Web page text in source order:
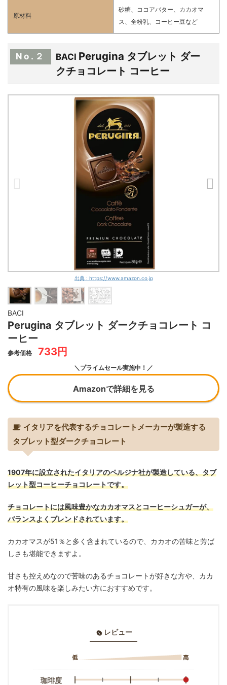
原材料
砂糖、ココアバター、カカオマ
ス、全粉乳、コーヒー豆など
No.２ BACI Perugina タブレット ダー
クチョコレート コーヒー
出典 : https://www.amazon.co.jp
BACI
Perugina タブレット ダークチョコレート コ
ーヒー
参考価格 733円
＼プライムセール実施中！／
Amazonで詳細を見る
イタリアを代表するチョコレートメーカーが製造する
タブレット型ダークチョコレート
1907年に設立されたイタリアのペルジナ社が製造している、タブ
レット型コーヒーチョコレートです。
チョコレートには風味豊かなカカオマスとコーヒーシュガーが、
バランスよくブレンドされています。
カカオマスが51％と多く含まれているので、カカオの苦味と芳ば
しさも堪能できますよ。
甘さも控えめなので苦味のあるチョコレートが好きな方や、カカ
オ特有の風味を楽しみたい方におすすめです。
レビュー
珈琲度